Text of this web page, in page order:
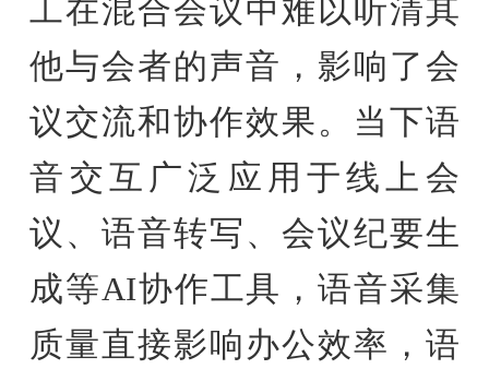
工在混合会议中难以听清其
他与会者的声音，影响了会
议交流和协作效果。当下语
音交互广泛应用于线上会
议、语音转写、会议纪要生
成等AI协作工具，语音采集
质量直接影响办公效率，语